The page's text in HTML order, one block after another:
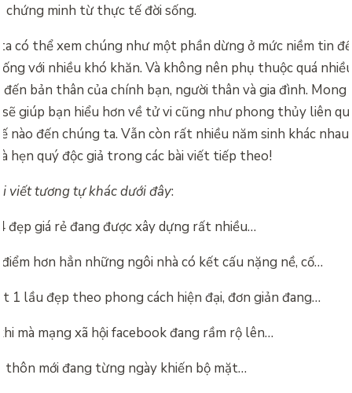
chứng minh từ thực tế đời sống.
có thể xem chúng như một phần dừng ở mức niềm tin
với nhiều khó khăn. Và không nên phụ thuộc quá
bản thân của chính bạn, người thân và gia đình.
giúp bạn hiểu hơn về tử vi cũng như phong thủy liên
nào đến chúng ta. Vẫn còn rất nhiều năm sinh khác
hẹn quý độc giả trong các bài viết tiếp theo!
viết tương tự khác dưới đây:
đẹp giá rẻ đang được xây dựng rất nhiều…
hơn hẳn những ngôi nhà có kết cấu nặng nề, cố…
1 lầu đẹp theo phong cách hiện đại, đơn giản đang…
mà mạng xã hội facebook đang rầm rộ lên…
thôn mới đang từng ngày khiến bộ mặt…